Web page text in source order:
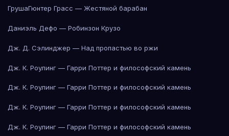
ГрушаГюнтер Грасс — Жестяной барабан
Даниэль Дефо — Робинзон Крузо
Дж. Д. Сэлинджер — Над пропастью во ржи
Дж. К. Роулинг — Гарри Поттер и философский камень
Дж. К. Роулинг — Гарри Поттер и философский камень
Дж. К. Роулинг — Гарри Поттер и философский камень
Дж. К. Роулинг — Гарри Поттер и философский камень